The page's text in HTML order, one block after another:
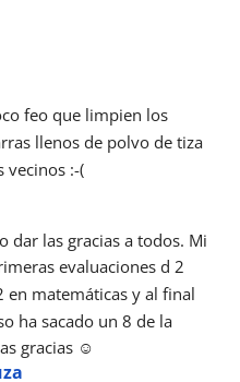
feo que limpien los
llenos de polvo de tiza
vecinos :-(
dar las gracias a todos. Mi
evaluaciones d 2
en matemáticas y al final
ha sacado un 8 de la
gracias ☺️